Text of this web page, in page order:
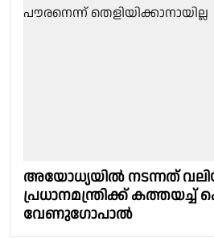
അയോധ്യയില്‍ നടന്നത്
പ്രധാനമന്ത്രിക്ക് കത്തയച്ച്
വേണുഗോപാല്‍